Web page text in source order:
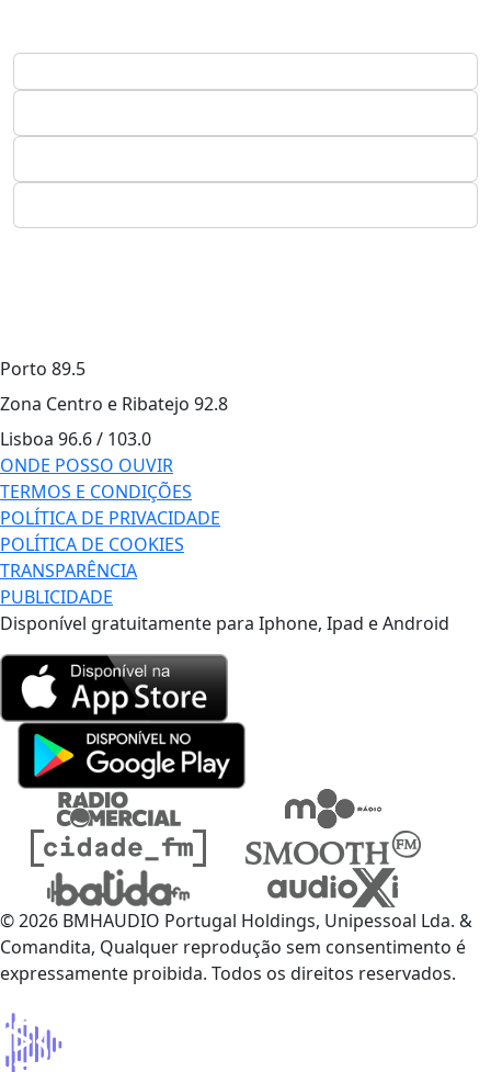
Porto 89.5
Zona Centro e Ribatejo 92.8
Lisboa 96.6 / 103.0
ONDE POSSO OUVIR
TERMOS E CONDIÇÕES
POLÍTICA DE PRIVACIDADE
POLÍTICA DE COOKIES
TRANSPARÊNCIA
PUBLICIDADE
Disponível gratuitamente para Iphone, Ipad e Android
© 2026 BMHAUDIO Portugal Holdings, Unipessoal Lda. &
Comandita, Qualquer reprodução sem consentimento é
expressamente proibida. Todos os direitos reservados.